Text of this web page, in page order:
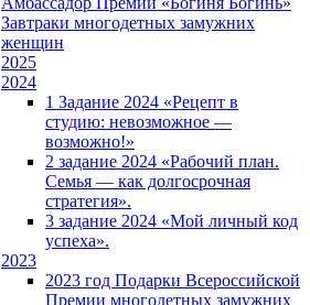
Завтраки многодетных замужних
женщин
2025
2024
1 Задание 2024 «Рецепт в
студию: невозможное —
возможно!»
2 задание 2024 «Рабочий план.
Семья — как долгосрочная
стратегия».
3 задание 2024 «Мой личный код
успеха».
2023
2023 год Подарки Всероссийской
Премии многодетных замужних